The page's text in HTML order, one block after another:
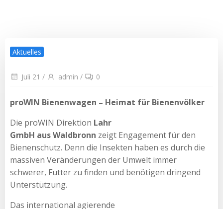
Aktuelles
Juli 21 / admin / 0
proWIN Bienenwagen – Heimat für Bienenvölker
Die proWIN Direktion Lahr
GmbH aus Waldbronn zeigt Engagement für den
Bienenschutz. Denn die Insekten haben es durch die
massiven Veränderungen der Umwelt immer
schwerer, Futter zu finden und benötigen dringend
Unterstützung.
Das international agierende